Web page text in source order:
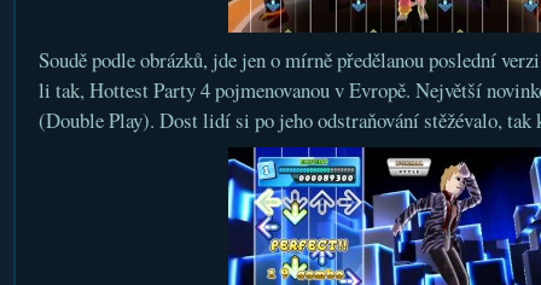
Soudě podle obrázků, jde jen o mírně předělanou poslední
li tak, Hottest Party 4 pojmenovanou v Evropě. Největší
(Double Play). Dost lidí si po jeho odstraňování stěžévalo, tak